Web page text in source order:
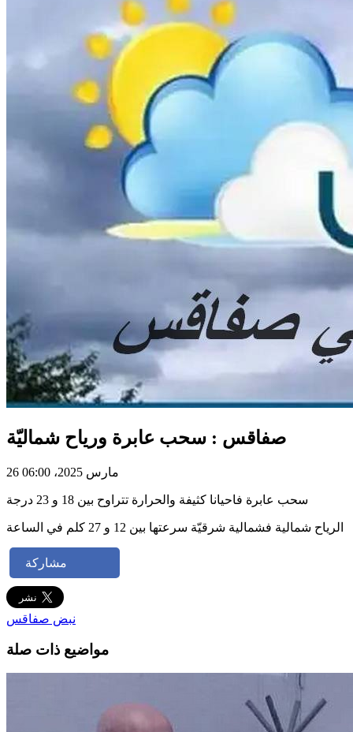
صفاقس : سحب عابرة ورياح شماليّة
26 مارس 2025، 06:00
سحب عابرة فاحيانا كثيفة والحرارة تتراوح بين 18 و 23 درجة
الرياح شمالية فشمالية شرقيّة سرعتها بين 12 و 27 كلم في الساعة
مشاركة
نبض صفاقس
مواضيع ذات صلة